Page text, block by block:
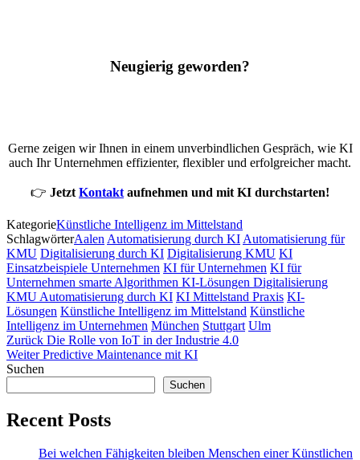
Neugierig geworden?
Gerne zeigen wir Ihnen in einem unverbindlichen Gespräch, wie KI
auch Ihr Unternehmen effizienter, flexibler und erfolgreicher macht.
👉 Jetzt Kontakt aufnehmen und mit KI durchstarten!
KategorieKünstliche Intelligenz im Mittelstand
SchlagwörterAalen Automatisierung durch KI Automatisierung für
KMU Digitalisierung durch KI Digitalisierung KMU KI
Einsatzbeispiele Unternehmen KI für Unternehmen KI für
Unternehmen smarte Algorithmen KI-Lösungen Digitalisierung
KMU Automatisierung durch KI KI Mittelstand Praxis KI-
Lösungen Künstliche Intelligenz im Mittelstand Künstliche
Intelligenz im Unternehmen München Stuttgart Ulm
Beitragsnavigation
Vorheriger
Beitrag
Zurück Die Rolle von IoT in der Industrie 4.0
Nächster
Beitrag
Weiter Predictive Maintenance mit KI
Suchen
Suchen
Recent Posts
Bei welchen Fähigkeiten bleiben Menschen einer Künstlichen